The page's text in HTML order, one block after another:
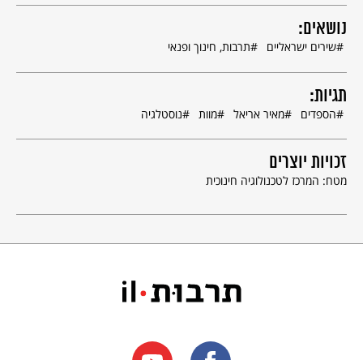
נושאים:
שירים ישראליים תרבות, חינוך ופנאי
תגיות:
הספדים מאיר אריאל מוות נוסטלגיה
זכויות יוצרים
מטח: המרכז לטכנולוגיה חינוכית